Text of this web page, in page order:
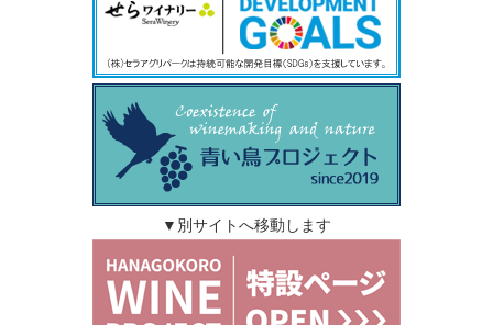
▼別サイトへ移動します